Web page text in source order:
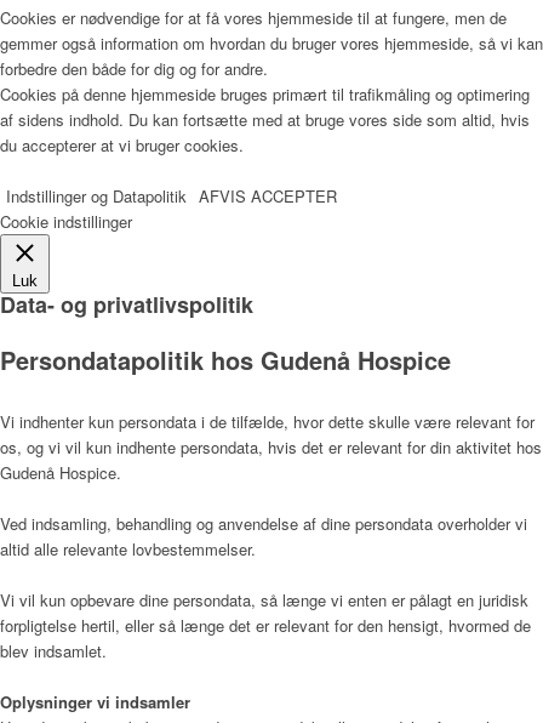
Pedel
Ergoterapeut og Frivilligkoordinator
Værdier
Hospicefilosofi og palliation
Vedtægter
Cookies er nødvendige for at få vores hjemmeside til at fungere, men de
gemmer også information om hvordan du bruger vores hjemmeside, så vi kan
forbedre den både for dig og for andre.
Cookies på denne hjemmeside bruges primært til trafikmåling og optimering
af sidens indhold. Du kan fortsætte med at bruge vores side som altid, hvis
du accepterer at vi bruger cookies.
Indstillinger og Datapolitik AFVIS ACCEPTER
Cookie indstillinger
Luk
Data- og privatlivspolitik
Persondatapolitik hos Gudenå Hospice
Vi indhenter kun persondata i de tilfælde, hvor dette skulle være relevant for
os, og vi vil kun indhente persondata, hvis det er relevant for din aktivitet hos
Gudenå Hospice.
Ved indsamling, behandling og anvendelse af dine persondata overholder vi
altid alle relevante lovbestemmelser.
Vi vil kun opbevare dine persondata, så længe vi enten er pålagt en juridisk
forpligtelse hertil, eller så længe det er relevant for den hensigt, hvormed de
blev indsamlet.
Oplysninger vi indsamler